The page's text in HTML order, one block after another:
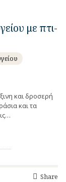
με πτι-
και δροσερή
και τα
Share